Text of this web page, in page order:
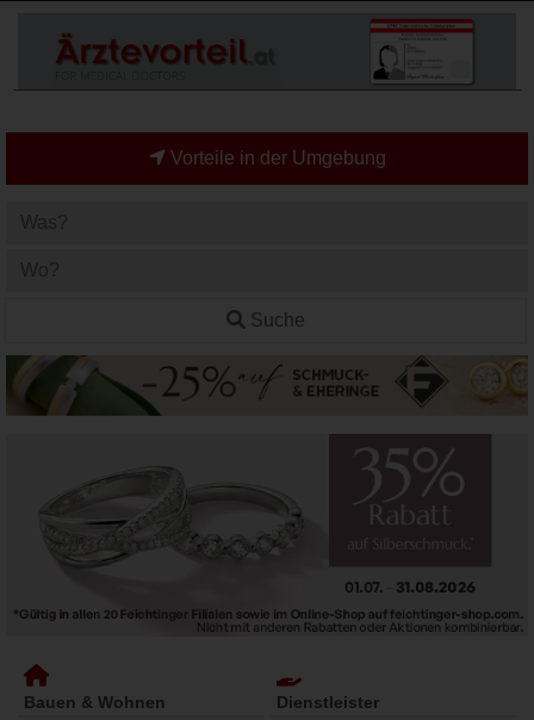
Vorteile in der Umgebung
Suche
Bauen & Wohnen Dienstleister